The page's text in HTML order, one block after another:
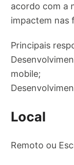
acordo com a
impactem nas
Principais
mobile;
Local
Remoto ou